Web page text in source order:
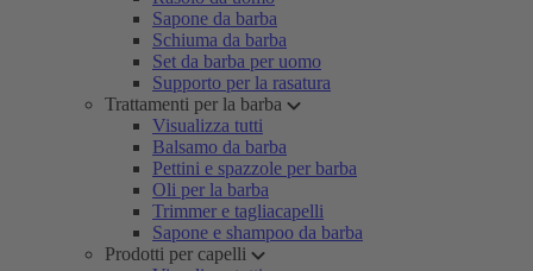
Sapone da barba
Schiuma da barba
Set da barba per uomo
Supporto per la rasatura
Trattamenti per la barba
Visualizza tutti
Balsamo da barba
Pettini e spazzole per barba
Oli per la barba
Trimmer e tagliacapelli
Sapone e shampoo da barba
Prodotti per capelli